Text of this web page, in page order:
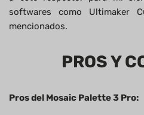
softwares como Ultimaker
mencionados.
PROS Y
Pros del Mosaic Palette 3 Pro: